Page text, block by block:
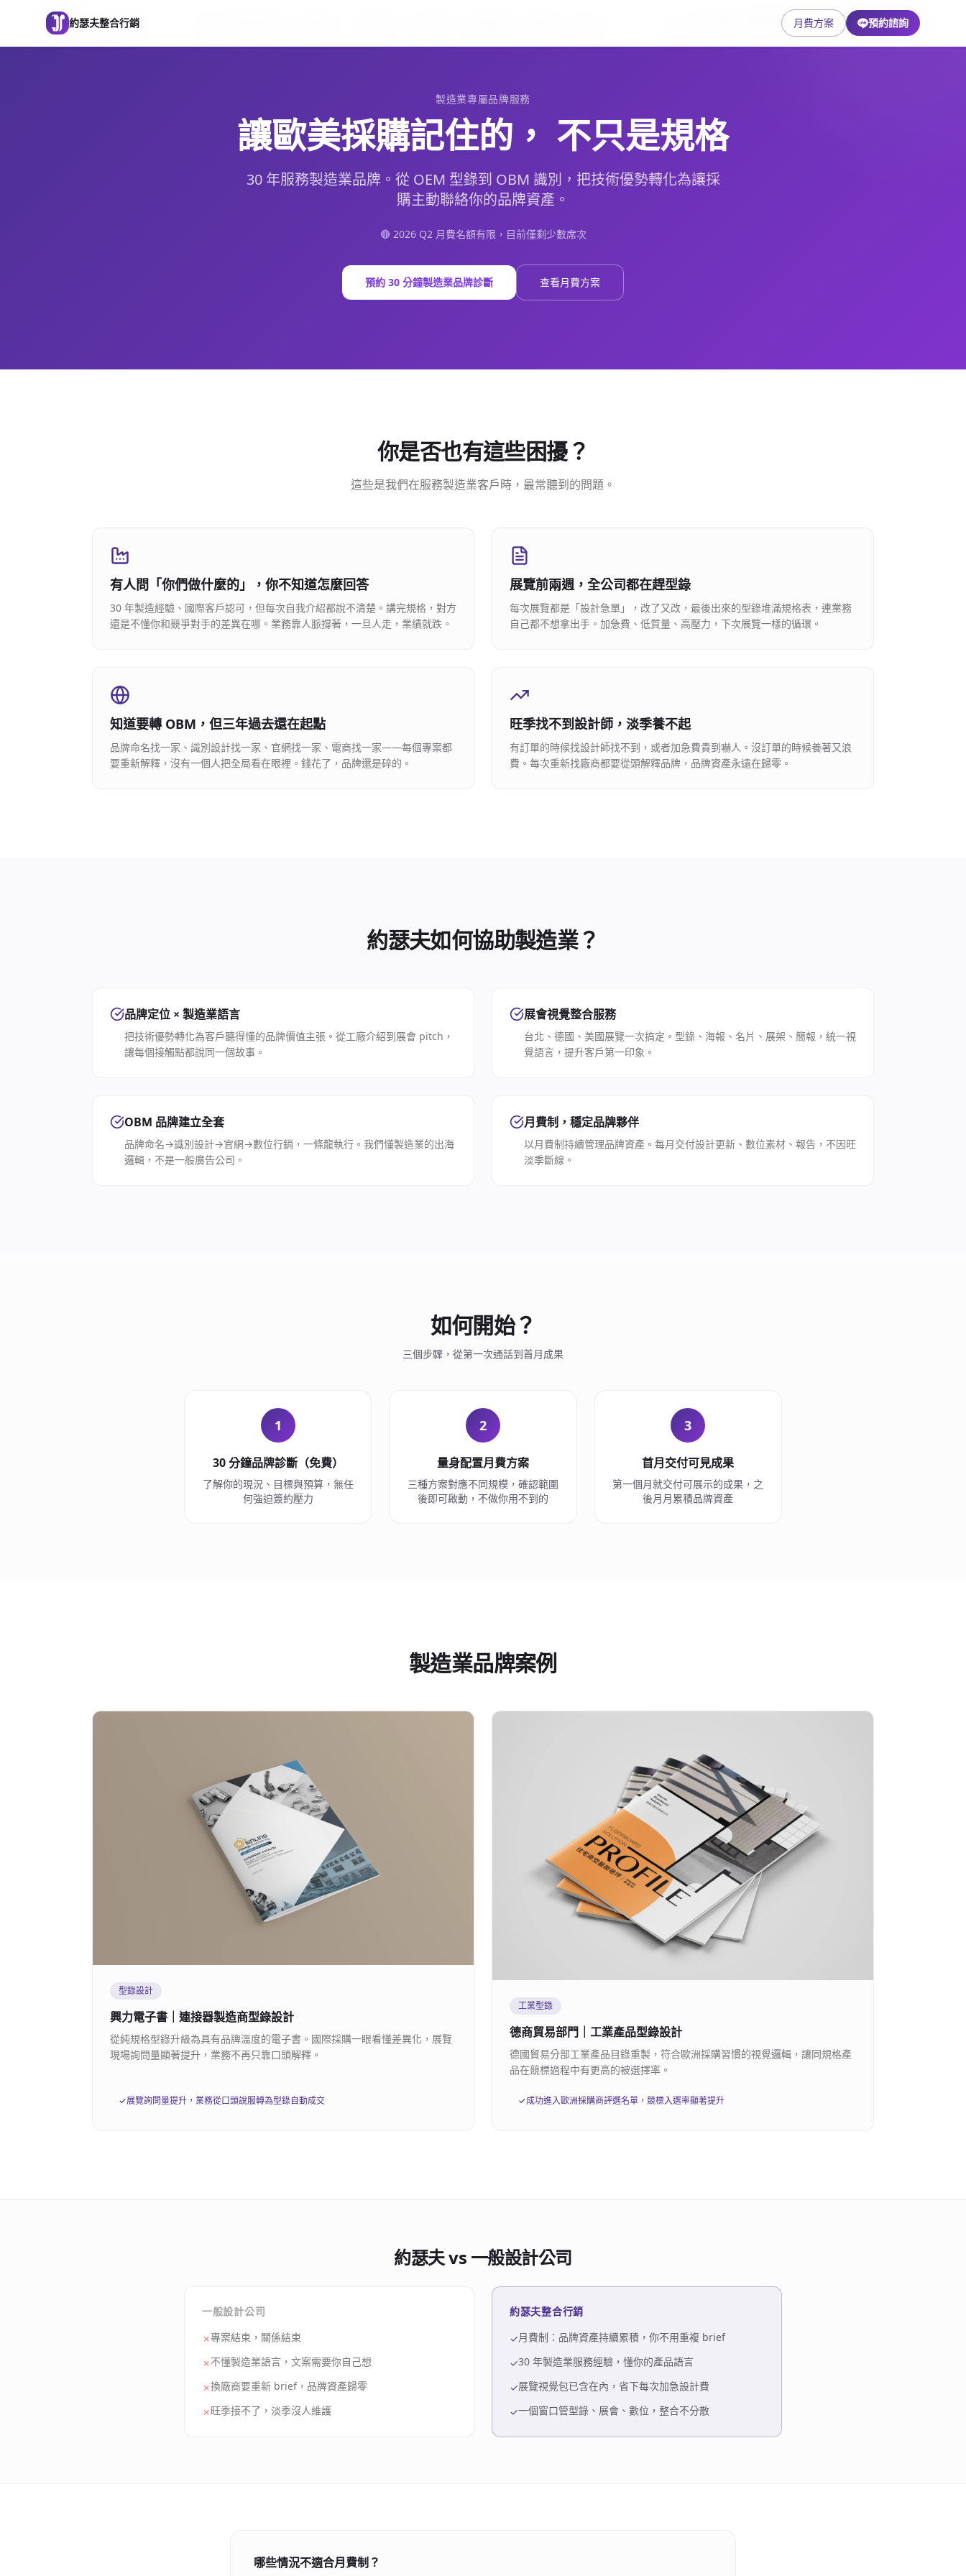
跳到主要內容
約瑟夫整合行銷 月費方案 免費諮詢
約瑟夫整合行銷 月費方案 預約諮詢
製造業專屬品牌服務
讓歐美採購記住的， 不只是規格
30 年服務製造業品牌。從 OEM 型錄到 OBM 識別，把技術優勢轉化為讓採
購主動聯絡你的品牌資產。
🔴 2026 Q2 月費名額有限，目前僅剩少數席次
預約 30 分鐘製造業品牌診斷 查看月費方案
你是否也有這些困擾？
這些是我們在服務製造業客戶時，最常聽到的問題。
有人問「你們做什麼的」，你不知道怎麼回答
30 年製造經驗、國際客戶認可，但每次自我介紹都說不清楚。講完規格，對方
還是不懂你和競爭對手的差異在哪。業務靠人脈撐著，一旦人走，業績就跌。
展覽前兩週，全公司都在趕型錄
每次展覽都是「設計急單」，改了又改，最後出來的型錄堆滿規格表，連業務
自己都不想拿出手。加急費、低質量、高壓力，下次展覽一樣的循環。
知道要轉 OBM，但三年過去還在起點
品牌命名找一家、識別設計找一家、官網找一家、電商找一家——每個專案都
要重新解釋，沒有一個人把全局看在眼裡。錢花了，品牌還是碎的。
旺季找不到設計師，淡季養不起
有訂單的時候找設計師找不到，或者加急費貴到嚇人。沒訂單的時候養著又浪
費。每次重新找廠商都要從頭解釋品牌，品牌資產永遠在歸零。
約瑟夫如何協助製造業？
品牌定位 × 製造業語言
把技術優勢轉化為客戶聽得懂的品牌價值主張。從工廠介紹到展會 pitch，
讓每個接觸點都說同一個故事。
展會視覺整合服務
台北、德國、美國展覽一次搞定。型錄、海報、名片、展架、簡報，統一視
覺語言，提升客戶第一印象。
OBM 品牌建立全套
品牌命名→識別設計→官網→數位行銷，一條龍執行。我們懂製造業的出海
邏輯，不是一般廣告公司。
月費制，穩定品牌夥伴
以月費制持續管理品牌資產。每月交付設計更新、數位素材、報告，不因旺
淡季斷線。
如何開始？
三個步驟，從第一次通話到首月成果
1
30 分鐘品牌診斷（免費）
了解你的現況、目標與預算，無任
何強迫簽約壓力
2
量身配置月費方案
三種方案對應不同規模，確認範圍
後即可啟動，不做你用不到的
3
首月交付可見成果
第一個月就交付可展示的成果，之
後月月累積品牌資產
製造業品牌案例
型錄設計
興力電子書｜連接器製造商型錄設計
從純規格型錄升級為具有品牌溫度的電子書。國際採購一眼看懂差異化，展覽
現場詢問量顯著提升，業務不再只靠口頭解釋。
✓展覽詢問量提升，業務從口頭說服轉為型錄自動成交
工業型錄
德商貿易部門｜工業產品型錄設計
德國貿易分部工業產品目錄重製，符合歐洲採購習慣的視覺邏輯，讓同規格產
品在競標過程中有更高的被選擇率。
✓成功進入歐洲採購商評選名單，競標入選率顯著提升
約瑟夫 vs 一般設計公司
一般設計公司
✗專案結束，關係結束
✗不懂製造業語言，文案需要你自己想
✗換廠商要重新 brief，品牌資產歸零
✗旺季接不了，淡季沒人維護
約瑟夫整合行銷
✓月費制：品牌資產持續累積，你不用重複 brief
✓30 年製造業服務經驗，懂你的產品語言
✓展覽視覺包已含在內，省下每次加急設計費
✓一個窗口管型錄、展會、數位，整合不分散
哪些情況不適合月費制？